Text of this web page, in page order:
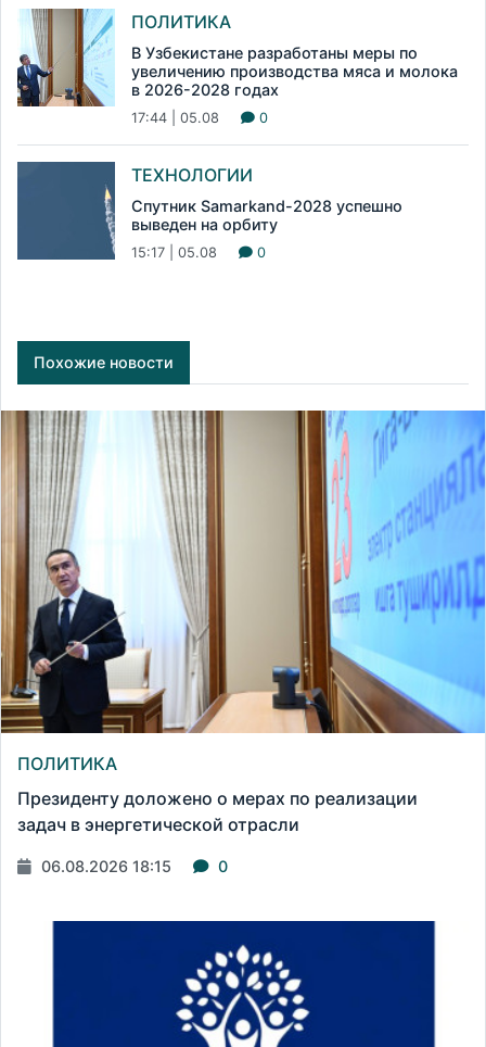
ПОЛИТИКА
В Узбекистане разработаны меры по
увеличению производства мяса и молока
в 2026-2028 годах
17:44 | 05.08 0
ТЕХНОЛОГИИ
Спутник Samarkand-2028 успешно
выведен на орбиту
15:17 | 05.08 0
Похожие новости
ПОЛИТИКА
Президенту доложено о мерах по реализации
задач в энергетической отрасли
06.08.2026 18:15 0